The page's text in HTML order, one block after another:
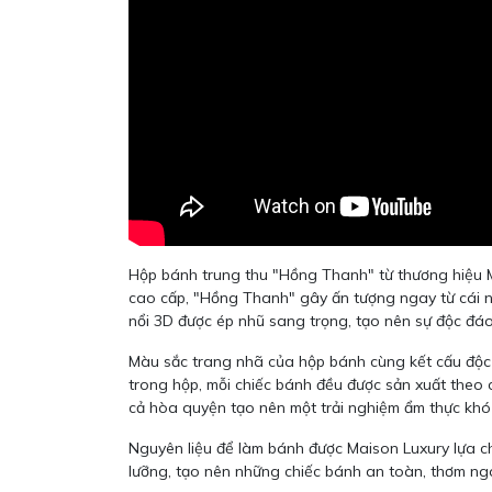
Hộp bánh trung thu "Hồng Thanh" từ thương hiệu
cao cấp, "Hồng Thanh" gây ấn tượng ngay từ cái
nổi 3D được ép nhũ sang trọng, tạo nên sự độc
Màu sắc trang nhã của hộp bánh cùng kết cấu
trong hộp, mỗi chiếc bánh đều được sản xuất
cả hòa quyện tạo nên một trải nghiệm ẩm thực
Nguyên liệu để làm bánh được Maison Luxury lựa
lưỡng, tạo nên những chiếc bánh an toàn, thơm